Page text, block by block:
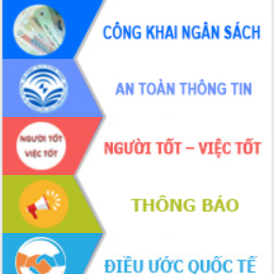
Đắk Lắk”
Tăng cường giám sát, đôn đốc thực
hiện nhiệm vụ quản lý tài sản công
hàng tuần
Tháo gỡ những vướng mắc, đẩy mạnh
công tác cải cách thủ tục hành chính
tại Trung tâm Phục vụ hành chính
công tỉnh
Đắk Lắk: Tôn vinh 46 giải pháp tại Hội
thi Sáng tạo Kỹ thuật 2024 - 2025
Đắk Lắk rà soát, điều chỉnh Đề án 190
về phát triển nuôi trồng thủy sản
Phó Chủ tịch UBND tỉnh Đắk Lắk
Trương Công Thái kiểm tra thực địa
Dự án cao tốc Khánh Hòa - Buôn Ma
Thuột
Định vị cà phê Việt Nam như một “di
sản sống” trong dòng chảy toàn cầu
Xây dựng nông thôn mới: Nâng cao đời
sống người dân từ những mô hình thiết